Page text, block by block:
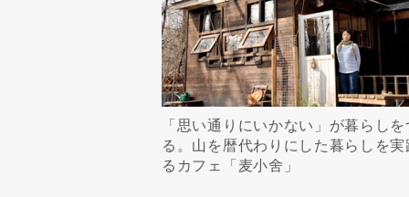
「思い通りにいかない」が暮らし
る。山を暦代わりにした暮らしを実
るカフェ「麦小舍」